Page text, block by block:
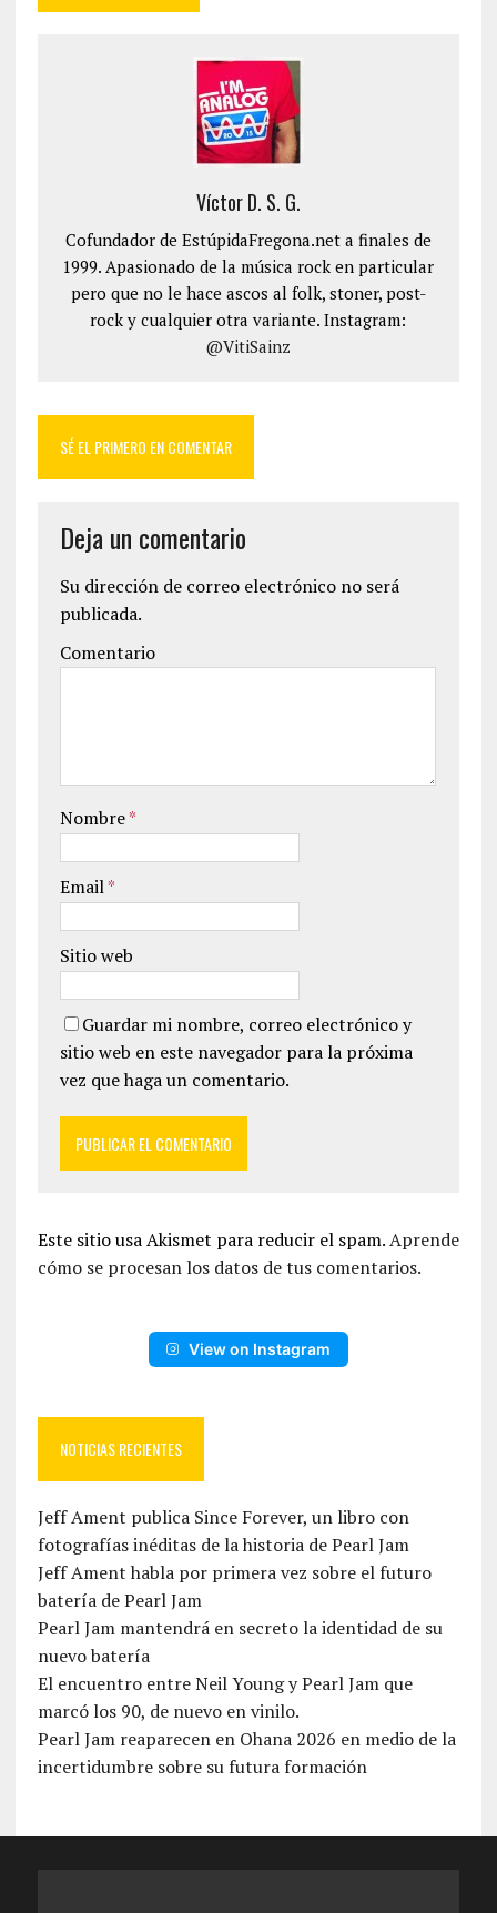
Víctor D. S. G.
Cofundador de EstúpidaFregona.net a finales de
1999. Apasionado de la música rock en particular
pero que no le hace ascos al folk, stoner, post-
rock y cualquier otra variante. Instagram:
@VitiSainz
SÉ EL PRIMERO EN COMENTAR
Deja un comentario
Su dirección de correo electrónico no será
publicada.
Comentario
Nombre*
Email*
Sitio web
Guardar mi nombre, correo electrónico y
sitio web en este navegador para la próxima
vez que haga un comentario.
Este sitio usa Akismet para reducir el spam.Aprende
cómo se procesan los datos de tus comentarios.
View on Instagram
NOTICIAS RECIENTES
Jeff Ament publica Since Forever, un libro con
fotografías inéditas de la historia de Pearl Jam
Jeff Ament habla por primera vez sobre el futuro
batería de Pearl Jam
Pearl Jam mantendrá en secreto la identidad de su
nuevo batería
El encuentro entre Neil Young y Pearl Jam que
marcó los 90, de nuevo en vinilo.
Pearl Jam reaparecen en Ohana 2026 en medio de la
incertidumbre sobre su futura formación